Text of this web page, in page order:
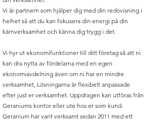
Vi är partnern som hjälper dig med din redovisning i
helhet så att du kan fokusera din energi på din
kärnverksamhet och känna dig trygg i det.
Vi hyr ut ekonomifunktioner till ditt företag så att ni
kan dra nytta av fördelarna med en egen
ekonomiavdelning även om ni har en mindre
verksamhet, Lösningarna är flexibelt anpassade
efter just er verksamhet. Uppdragen kan utföras från
Geraniums kontor eller ute hos er som kund.
Geranium har varit verksamt sedan 2011 med ett